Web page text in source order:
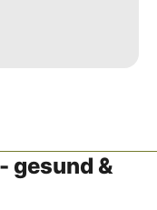
gesund &